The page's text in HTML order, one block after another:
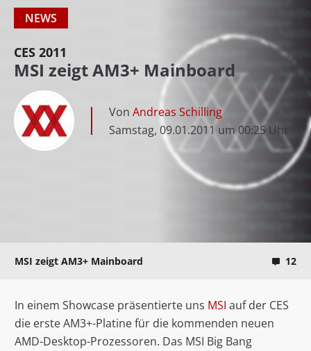
NEWS
CES 2011
MSI zeigt AM3+ Mainboard
Von Andreas Schilling
Samstag, 09.01.2011 um 00:25 Uhr
MSI zeigt AM3+ Mainboard 12
In einem Showcase präsentierte uns MSI auf der CES
die erste AM3+-Platine für die kommenden neuen
AMD-Desktop-Prozessoren. Das MSI Big Bang